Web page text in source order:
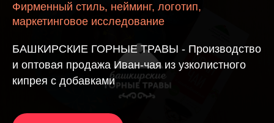
Фирменный стиль, нейминг, логотип,
маркетинговое исследование
БАШКИРСКИЕ ГОРНЫЕ ТРАВЫ - Производство
и оптовая продажа Иван-чая из узколистного
кипрея с добавками